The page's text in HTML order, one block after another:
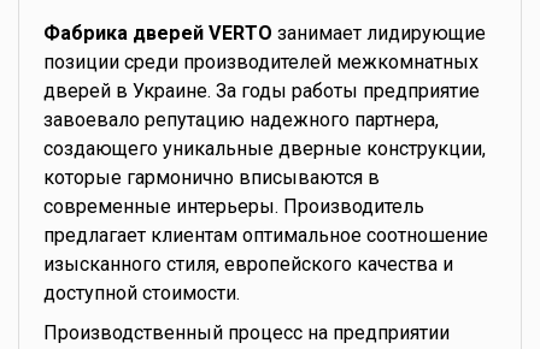
Фабрика дверей VERTO занимает лидирующие
позиции среди производителей межкомнатных
дверей в Украине. За годы работы предприятие
завоевало репутацию надежного партнера,
создающего уникальные дверные конструкции,
которые гармонично вписываются в
современные интерьеры. Производитель
предлагает клиентам оптимальное соотношение
изысканного стиля, европейского качества и
доступной стоимости.
Производственный процесс на предприятии